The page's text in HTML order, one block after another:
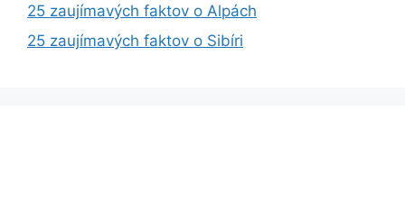
25 zaujímavých faktov o Alpách
25 zaujímavých faktov o Sibíri